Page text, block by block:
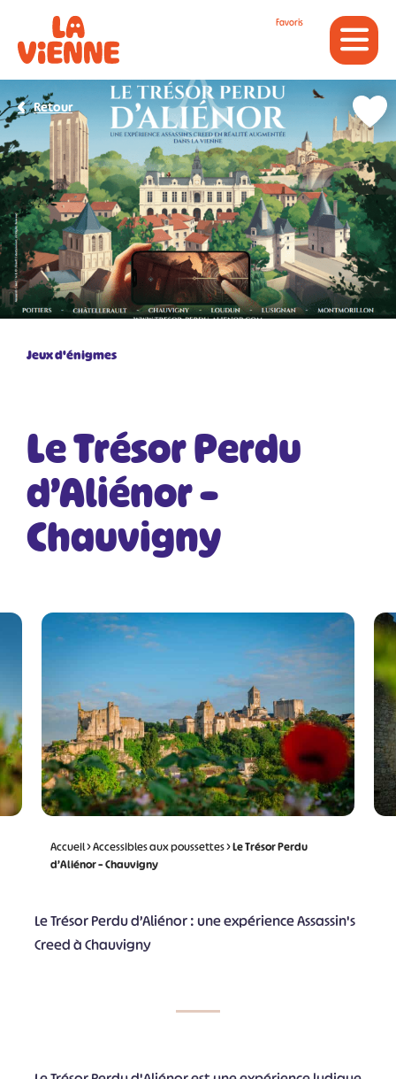
Favoris
Jeux d'énigmes
Le Trésor Perdu
d’Aliénor –
Chauvigny
Retour
Accueil>Accessibles aux poussettes>Le Trésor Perdu
d’Aliénor – Chauvigny
Le Trésor Perdu d’Aliénor : une expérience Assassin's
Creed à Chauvigny